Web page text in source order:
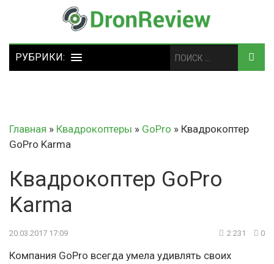
Главная » Квадрокоптеры » GoPro » Квадрокоптер
GoPro Karma
Квадрокоптер GoPro
Karma
20.03.2017 17:09 2 231 0
Компания GoPro всегда умела удивлять своих